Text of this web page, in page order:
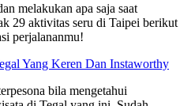
melakukan apa saja saat
29 aktivitas seru di Taipei berikut
perjalananmu!
Yang Keren Dan Instaworthy
bila mengetahui